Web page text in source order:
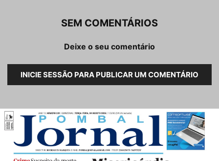
SEM COMENTÁRIOS
Deixe o seu comentário
INICIE SESSÃO PARA PUBLICAR UM COMENTÁRIO